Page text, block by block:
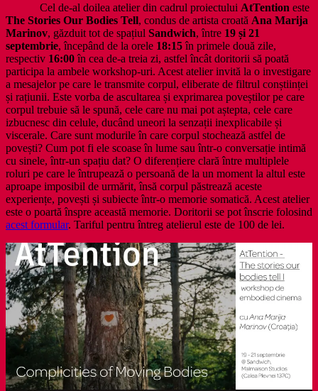
Cel de-al doilea atelier din cadrul proiectului AtTention este
The Stories Our Bodies Tell, condus de artista croată Ana Marija
Marinov, găzduit tot de spațiul Sandwich, între 19 și 21
septembrie, începând de la orele 18:15în primele două zile,
respectiv 16:00în cea de-a treia zi, astfel încât doritorii să poată
participa la ambele workshop-uri. Acest atelier invită la o investigare
a mesajelor pe care le transmite corpul, eliberate de filtrul conștiinței
și rațiunii. Este vorba de ascultarea și exprimarea poveștilor pe care
corpul trebuie să le spună, cele care nu mai pot aștepta, cele care
izbucnesc din celule, ducând uneori la senzații inexplicabile și
viscerale. Care sunt modurile în care corpul stochează astfel de
povești? Cum pot fi ele scoase în lume sau într-o conversație intimă
cu sinele, într-un spațiu dat? O diferențiere clară între multiplele
roluri pe care le întrupează o persoană de la un moment la altul este
aproape imposibil de urmărit, însă corpul păstrează aceste
experiențe, povești și subiecte într-o memorie somatică. Acest atelier
este o poartă înspre această memorie. Doritorii se pot înscrie folosind
acest formular. Tariful pentru întreg atelierul este de 100 de lei.